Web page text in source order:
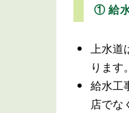
① 給
上水道
ります
給水工
店でな